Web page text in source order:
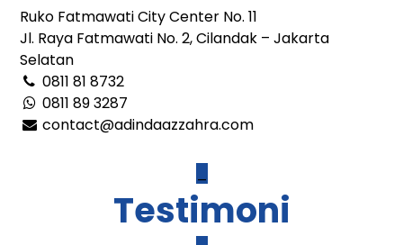
Ruko Fatmawati City Center No. 11
Jl. Raya Fatmawati No. 2, Cilandak – Jakarta
Selatan
0811 81 8732
0811 89 3287
contact@adindaazzahra.com
Testimoni